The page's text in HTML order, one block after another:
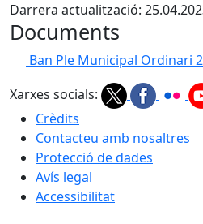
Darrera actualització:
Documents
Ban Ple Municipal Ordinari
Xarxes socials:
Crèdits
Contacteu amb nosaltres
Protecció de dades
Avís legal
Accessibilitat